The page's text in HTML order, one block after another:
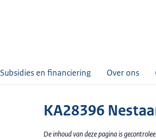
Subsidies en financiering Over ons
KA28396
De inhoud van deze pagina is